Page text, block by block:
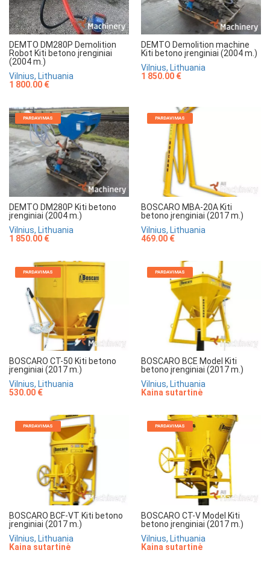
DEMTO DM280P Demolition
Robot Kiti betono įrenginiai
(2004 m.)
Vilnius, Lithuania
1 800.00 €
DEMTO Demolition machine
Kiti betono įrenginiai (2004 m.)
Vilnius, Lithuania
1 850.00 €
PARDAVIMAS
DEMTO DM280P Kiti betono
įrenginiai (2004 m.)
Vilnius, Lithuania
1 850.00 €
PARDAVIMAS
BOSCARO MBA-20A Kiti
betono įrenginiai (2017 m.)
Vilnius, Lithuania
469.00 €
PARDAVIMAS
BOSCARO CT-50 Kiti betono
įrenginiai (2017 m.)
Vilnius, Lithuania
530.00 €
PARDAVIMAS
BOSCARO BCE Model Kiti
betono įrenginiai (2017 m.)
Vilnius, Lithuania
Kaina sutartinė
PARDAVIMAS
BOSCARO BCF-VT Kiti betono
įrenginiai (2017 m.)
Vilnius, Lithuania
Kaina sutartinė
PARDAVIMAS
BOSCARO CT-V Model Kiti
betono įrenginiai (2017 m.)
Vilnius, Lithuania
Kaina sutartinė